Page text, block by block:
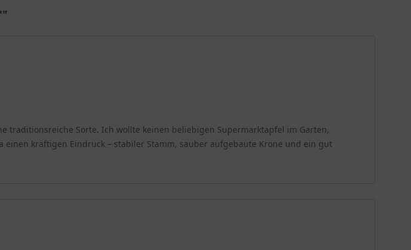
traditionsreiche Sorte. Ich wollte keinen beliebigen Supermarktapfel im Garten,
kräftigen Eindruck – stabiler Stamm, sauber aufgebaute Krone und ein gut